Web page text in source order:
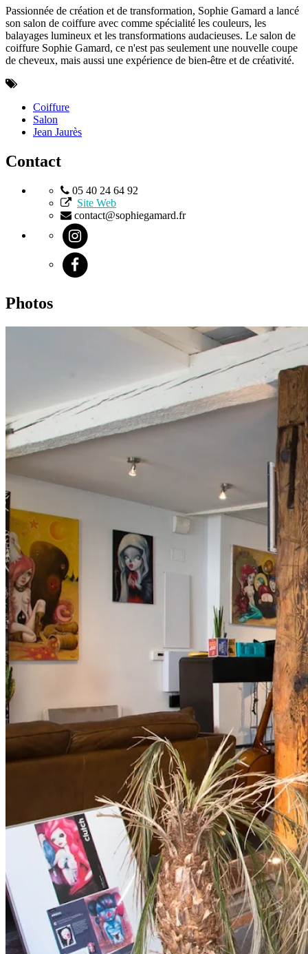
Passionnée de création et de transformation, Sophie Gamard a lancé
son salon de coiffure avec comme spécialité les couleurs, les
balayages lumineux et les transformations audacieuses. Le salon de
coiffure Sophie Gamard, ce n'est pas seulement une nouvelle coupe
de cheveux, mais aussi une expérience de bien-être et de créativité.
Coiffure
Salon
Jean Jaurès
Contact
05 40 24 64 92
Site Web
contact@sophiegamard.fr
Photos